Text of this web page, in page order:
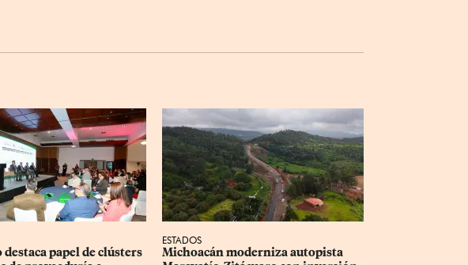
papel de clústers
ESTADOS
Michoacán moderniza autopista